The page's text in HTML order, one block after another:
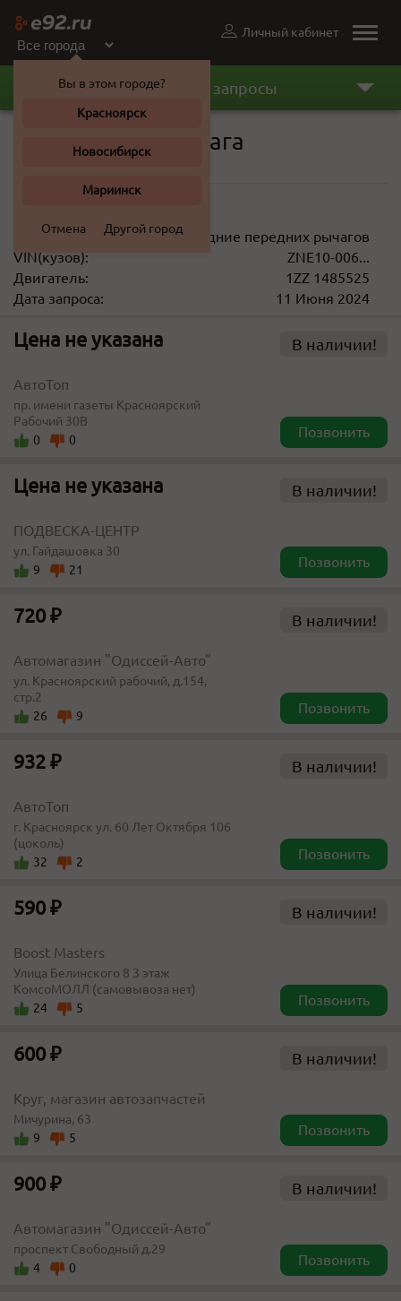
Toggle
Личный кабинет
Вы в этом городе?
Красноярск
Новосибирск
Мариинск
Отмена Другой город
Последние запросы
Сайлентблок рычага
Toyota Wish 2003 г.
Описание:
Сайлентблоки задние передних рычагов
VIN(кузов):
ZNE10-006...
Двигатель:
1ZZ 1485525
Дата запроса:
11 Июня 2024
Цена не указана В наличии!
АвтоТоп
пр. имени газеты Красноярский
Рабочий 30В
0
0 Позвонить
Цена не указана В наличии!
ПОДВЕСКА-ЦЕНТР
ул. Гайдашовка 30
9
21 Позвонить
720 ₽ В наличии!
Автомагазин "Одиссей-Авто"
ул. Красноярский рабочий, д.154,
стр.2
26
9 Позвонить
932 ₽ В наличии!
АвтоТоп
г. Красноярск ул. 60 Лет Октября 106
(цоколь)
32
2 Позвонить
590 ₽ В наличии!
Boost Masters
​​Улица Белинского 8​ 3 этаж
КомсоМОЛЛ (самовывоза нет)
24
5 Позвонить
600 ₽ В наличии!
Круг, магазин автозапчастей
Мичурина, 63
9
5 Позвонить
900 ₽ В наличии!
Автомагазин "Одиссей-Авто"
проспект Свободный д.29
4
0 Позвонить